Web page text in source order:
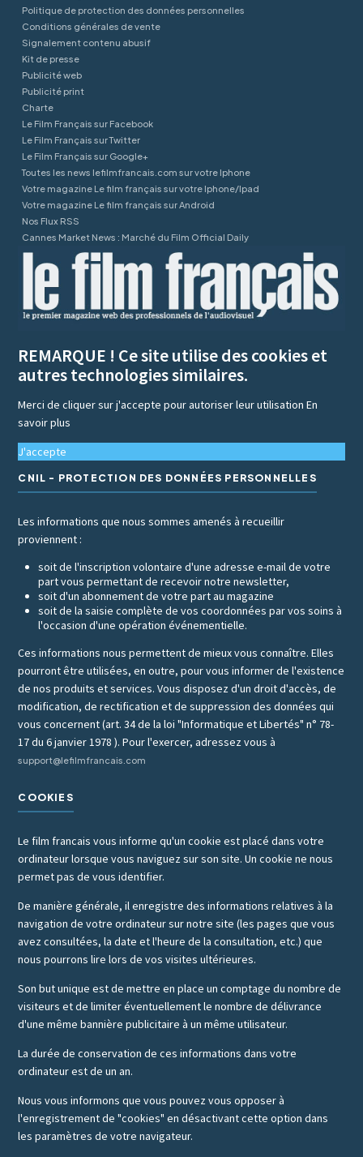
Politique de protection des données personnelles
Conditions générales de vente
Signalement contenu abusif
Kit de presse
Publicité web
Publicité print
Charte
Le Film Français sur Facebook
Le Film Français sur Twitter
Le Film Français sur Google+
Toutes les news lefilmfrancais.com sur votre Iphone
Votre magazine Le film français sur votre Iphone/Ipad
Votre magazine Le film français sur Android
Nos Flux RSS
Cannes Market News : Marché du Film Official Daily
REMARQUE ! Ce site utilise des cookies et
autres technologies similaires.
Merci de cliquer sur j'accepte pour autoriser leur utilisationEn
savoir plus
J'accepte
CNIL - PROTECTION DES DONNÉES PERSONNELLES
Les informations que nous sommes amenés à recueillir
proviennent :
soit de l'inscription volontaire d'une adresse e-mail de votre
part vous permettant de recevoir notre newsletter,
soit d'un abonnement de votre part au magazine
soit de la saisie complète de vos coordonnées par vos soins à
l'occasion d'une opération événementielle.
Ces informations nous permettent de mieux vous connaître. Elles
pourront être utilisées, en outre, pour vous informer de l'existence
de nos produits et services. Vous disposez d'un droit d'accès, de
modification, de rectification et de suppression des données qui
vous concernent (art. 34 de la loi "Informatique et Libertés" n° 78-
17 du 6 janvier 1978 ). Pour l'exercer, adressez vous à
support@lefilmfrancais.com
COOKIES
Le film francais vous informe qu'un cookie est placé dans votre
ordinateur lorsque vous naviguez sur son site. Un cookie ne nous
permet pas de vous identifier.
De manière générale, il enregistre des informations relatives à la
navigation de votre ordinateur sur notre site (les pages que vous
avez consultées, la date et l'heure de la consultation, etc.) que
nous pourrons lire lors de vos visites ultérieures.
Son but unique est de mettre en place un comptage du nombre de
visiteurs et de limiter éventuellement le nombre de délivrance
d'une même bannière publicitaire à un même utilisateur.
La durée de conservation de ces informations dans votre
ordinateur est de un an.
Nous vous informons que vous pouvez vous opposer à
l'enregistrement de "cookies" en désactivant cette option dans
les paramètres de votre navigateur.